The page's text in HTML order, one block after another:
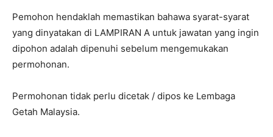
Pemohon hendaklah memastikan bahawa syarat-syarat
yang dinyatakan di LAMPIRAN A untuk jawatan yang ingin
dipohon adalah dipenuhi sebelum mengemukakan
permohonan.
Permohonan tidak perlu dicetak / dipos ke Lembaga
Getah Malaysia.